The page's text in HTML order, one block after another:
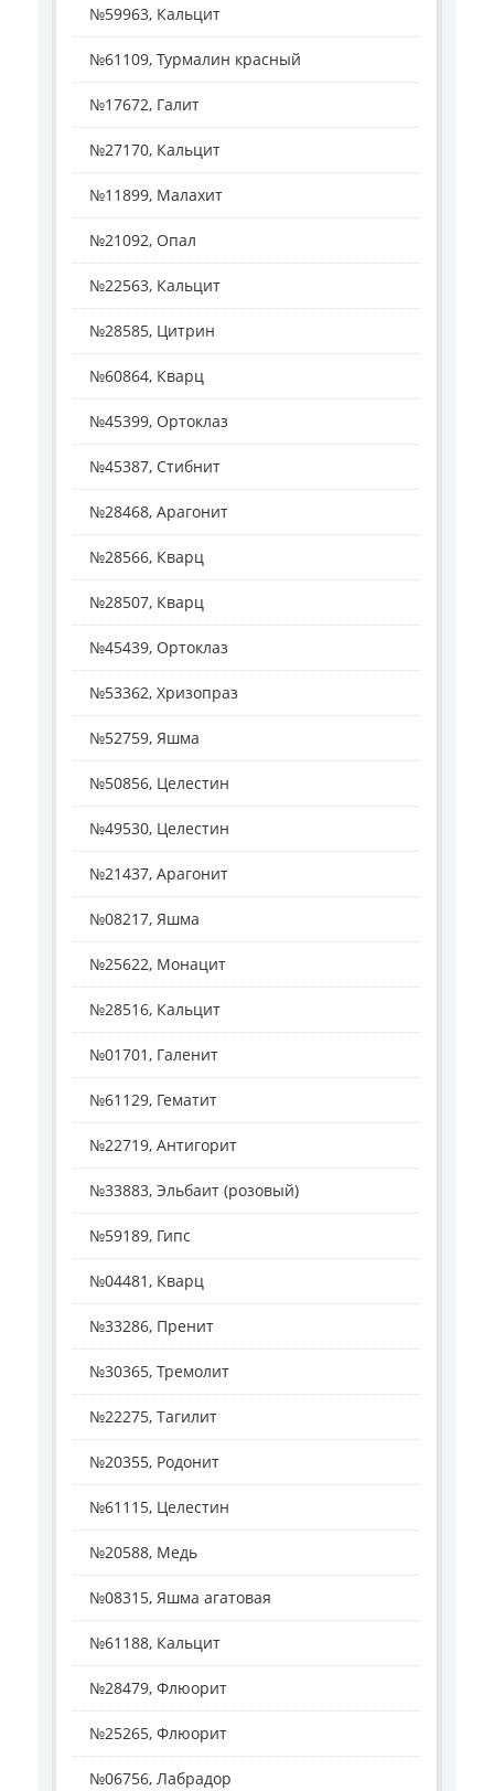
№59963, Кальцит
№61109, Турмалин красный
№17672, Галит
№27170, Кальцит
№11899, Малахит
№21092, Опал
№22563, Кальцит
№28585, Цитрин
№60864, Кварц
№45399, Ортоклаз
№45387, Стибнит
№28468, Арагонит
№28566, Кварц
№28507, Кварц
№45439, Ортоклаз
№53362, Хризопраз
№52759, Яшма
№50856, Целестин
№49530, Целестин
№21437, Арагонит
№08217, Яшма
№25622, Монацит
№28516, Кальцит
№01701, Галенит
№61129, Гематит
№22719, Антигорит
№33883, Эльбаит (розовый)
№59189, Гипс
№04481, Кварц
№33286, Пренит
№30365, Тремолит
№22275, Тагилит
№20355, Родонит
№61115, Целестин
№20588, Медь
№08315, Яшма агатовая
№61188, Кальцит
№28479, Флюорит
№25265, Флюорит
№06756, Лабрадор